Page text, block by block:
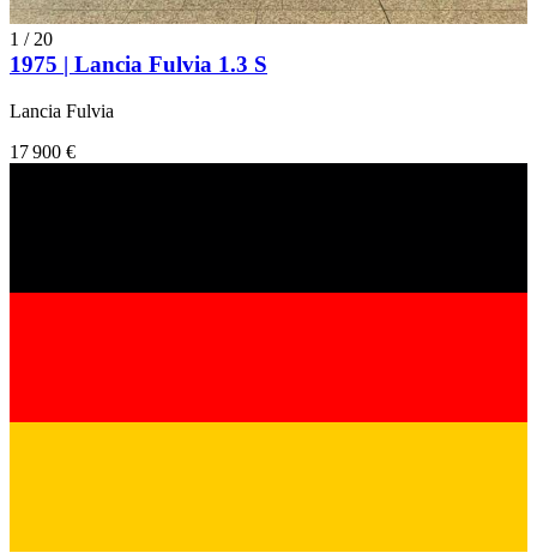
1 /20
1975 | Lancia Fulvia 1.3 S
Lancia Fulvia
17 900 €